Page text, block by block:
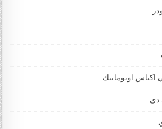
اكياس اوتوماتيك
دي